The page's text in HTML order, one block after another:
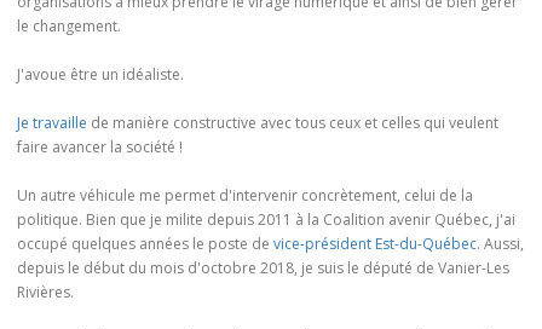
le changement.
J'avoue être un idéaliste.
Je travaille de manière constructive avec tous ceux et celles qui veulent
faire avancer la société !
Un autre véhicule me permet d'intervenir concrètement, celui de la
politique. Bien que je milite depuis 2011 à la Coalition avenir Québec, j'ai
occupé quelques années le poste de vice-président Est-du-Québec. Aussi,
depuis le début du mois d'octobre 2018, je suis le député de Vanier-Les
Rivières.